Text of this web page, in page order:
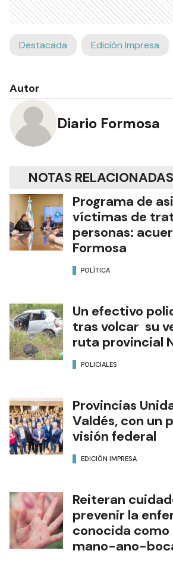
Destacada Edición Impresa
Autor
Diario Formosa
NOTAS RELACIONADAS
Programa de
víctimas de
personas:
Formosa
POLÍTICA
Un efectivo
tras volcar su
ruta provincial
POLICIALES
Provincias
Valdés, con un
visión federal
EDICIÓN IMPRESA
Reiteran
prevenir la
conocida
mano-ano-